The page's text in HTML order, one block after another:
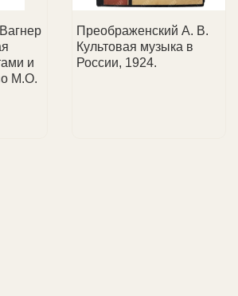
и
М.О.
Преображенский А. В.
Культовая музыка в
России, 1924.